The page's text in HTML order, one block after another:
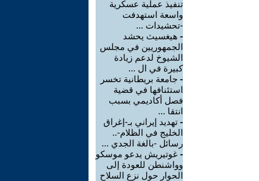
تنفيذ عملية عسكرية
واسعة استهدفت
-تحشيدات ...
- هيغسيث يحشد
الجمهوريين في مجلس
الشيوخ لدعم زيادة
كبيرة في ال ...
- جامعة بريطانية تخسر
استئنافها في قضية
فصل أكاديمي بسبب
انتقا ...
- تهديد إيراني بـ-إغراق
الخليج في الظلام-..
رسائل -بالغة الجدي ...
- غوتيريش يدعو موسكو
وواشنطن للعودة إلى
الحوار حول نزع السلاح